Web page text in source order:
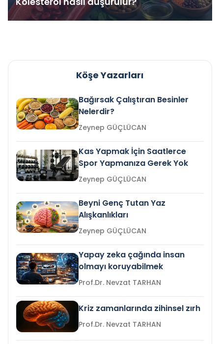
Köşe Yazarları
Bağırsak Çalıştıran Besinler
Nelerdir?
Zeynep GÜÇLÜCAN
Kas Yapmak İçin Saatlerce
Spor Yapmanıza Gerek Yok
Zeynep GÜÇLÜCAN
Beyni Genç Tutan Yaz
Alışkanlıkları
Zeynep GÜÇLÜCAN
Yapay zeka çağında insan
olmayı koruyabilmek
Prof.Dr. Nevzat TARHAN
Kriz zamanlarında zihinsel zırh
Prof.Dr. Nevzat TARHAN